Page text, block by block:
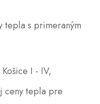
tepla s primeraným
I - IV,
ceny tepla pre